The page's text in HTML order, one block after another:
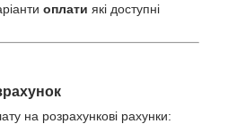
оплати які доступні
на розрахункові рахунки: